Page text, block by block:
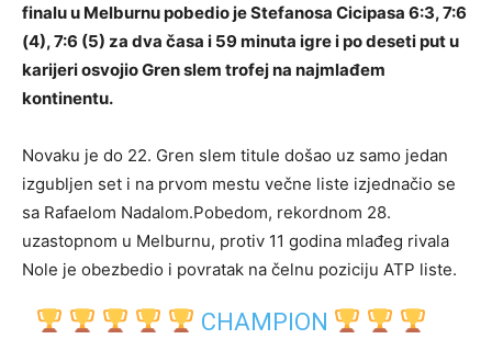
finalu u Melburnu pobedio je Stefanosa Cicipasa 6:3, 7:6
(4), 7:6 (5) za dva časa i 59 minuta igre i po deseti put u
karijeri osvojio Gren slem trofej na najmlađem
kontinentu.
Novaku je do 22. Gren slem titule došao uz samo jedan
izgubljen set i na prvom mestu večne liste izjednačio se
sa Rafaelom Nadalom.Pobedom, rekordnom 28.
uzastopnom u Melburnu, protiv 11 godina mlađeg rivala
Nole je obezbedio i povratak na čelnu poziciju ATP liste.
CHAMPION